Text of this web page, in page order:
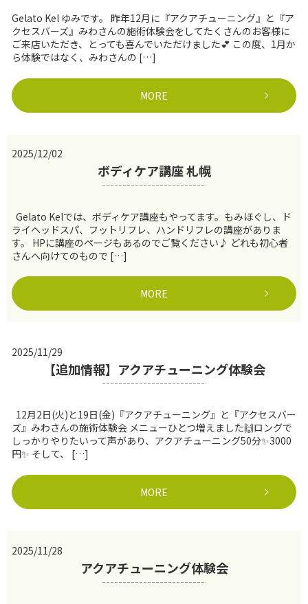
Gelato Kel ゆみです。 昨年12月に『アクアチューニング』と『ア
クセスバーズ』みわさんの施術体験会をしてたくさんのお客様に
ご来店いただき、とっても喜んでいただけました💕 この度、1月か
ら体験ではなく、みわさんの […]
MORE
2025/12/02
ボディケア講座 札幌
Gelato Kelでは、ボディケア講座もやってます。もみほぐし、ド
ライヘッドスパ、フットリフレ、ハンドリフレの講座がありま
す。 HPに講座のページもあるのでご覧ください♪ どれも初心者
さんへ向けてのもので […]
MORE
2025/11/29
【追加情報】アクアチューニング体験会
12月2日(火)と19日(金)『アクアチューニング』と『アクセスバー
ズ』みわさんの施術体験会 メニューひとつ増えました🙌ロングで
しっかりやりたいって声があり、アクアチューニング50分✨3000
円✨ そして、 […]
MORE
2025/11/28
アクアチューニング体験会